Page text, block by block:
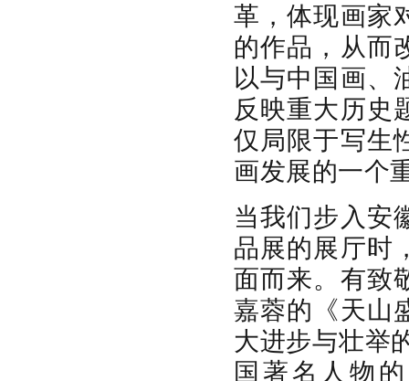
革，体现画家
的作品，从而
以与中国画、
反映重大历史
仅局限于写生
画发展的一个
当我们步入安
品展的展厅时
面而来。有致
嘉蓉的《天山
大进步与壮举
国著名人物